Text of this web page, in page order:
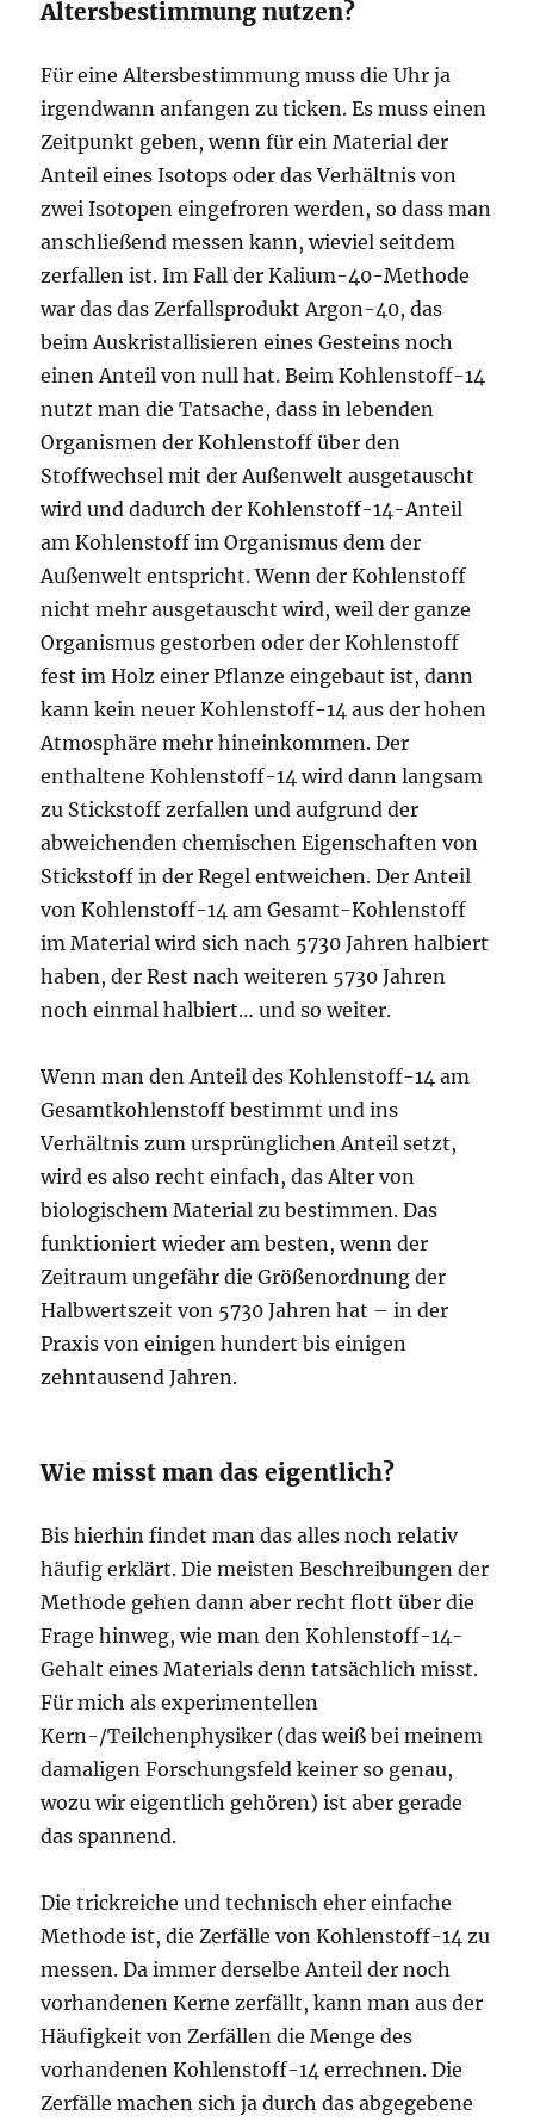
Altersbestimmung nutzen?
Für eine Altersbestimmung muss die Uhr ja
irgendwann anfangen zu ticken. Es muss einen
Zeitpunkt geben, wenn für ein Material der
Anteil eines Isotops oder das Verhältnis von
zwei Isotopen eingefroren werden, so dass man
anschließend messen kann, wieviel seitdem
zerfallen ist. Im Fall der Kalium-40-Methode
war das das Zerfallsprodukt Argon-40, das
beim Auskristallisieren eines Gesteins noch
einen Anteil von null hat. Beim Kohlenstoff-14
nutzt man die Tatsache, dass in lebenden
Organismen der Kohlenstoff über den
Stoffwechsel mit der Außenwelt ausgetauscht
wird und dadurch der Kohlenstoff-14-Anteil
am Kohlenstoff im Organismus dem der
Außenwelt entspricht. Wenn der Kohlenstoff
nicht mehr ausgetauscht wird, weil der ganze
Organismus gestorben oder der Kohlenstoff
fest im Holz einer Pflanze eingebaut ist, dann
kann kein neuer Kohlenstoff-14 aus der hohen
Atmosphäre mehr hineinkommen. Der
enthaltene Kohlenstoff-14 wird dann langsam
zu Stickstoff zerfallen und aufgrund der
abweichenden chemischen Eigenschaften von
Stickstoff in der Regel entweichen. Der Anteil
von Kohlenstoff-14 am Gesamt-Kohlenstoff
im Material wird sich nach 5730 Jahren halbiert
haben, der Rest nach weiteren 5730 Jahren
noch einmal halbiert… und so weiter.
Wenn man den Anteil des Kohlenstoff-14 am
Gesamtkohlenstoff bestimmt und ins
Verhältnis zum ursprünglichen Anteil setzt,
wird es also recht einfach, das Alter von
biologischem Material zu bestimmen. Das
funktioniert wieder am besten, wenn der
Zeitraum ungefähr die Größenordnung der
Halbwertszeit von 5730 Jahren hat – in der
Praxis von einigen hundert bis einigen
zehntausend Jahren.
Wie misst man das eigentlich?
Bis hierhin findet man das alles noch relativ
häufig erklärt. Die meisten Beschreibungen der
Methode gehen dann aber recht flott über die
Frage hinweg, wie man den Kohlenstoff-14-
Gehalt eines Materials denn tatsächlich misst.
Für mich als experimentellen
Kern-/Teilchenphysiker (das weiß bei meinem
damaligen Forschungsfeld keiner so genau,
wozu wir eigentlich gehören) ist aber gerade
das spannend.
Die trickreiche und technisch eher einfache
Methode ist, die Zerfälle von Kohlenstoff-14 zu
messen. Da immer derselbe Anteil der noch
vorhandenen Kerne zerfällt, kann man aus der
Häufigkeit von Zerfällen die Menge des
vorhandenen Kohlenstoff-14 errechnen. Die
Zerfälle machen sich ja durch das abgegebene